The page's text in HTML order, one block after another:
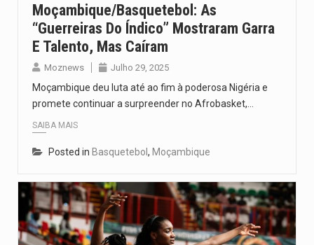
Moçambique/Basquetebol: As
“Guerreiras Do Índico” Mostraram Garra
E Talento, Mas Caíram
Moznews Julho 29, 2025
Moçambique deu luta até ao fim à poderosa Nigéria e
promete continuar a surpreender no Afrobasket,…
SAIBA MAIS
Posted in Basquetebol, Moçambique